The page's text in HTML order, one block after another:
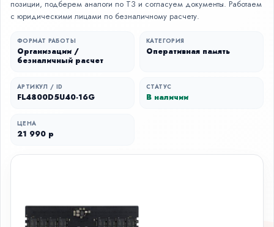
позиции, подберем аналоги по ТЗ и согласуем документы. Работаем
с юридическими лицами по безналичному расчету.
ФОРМАТ РАБОТЫ
Организации /
безналичный расчет
КАТЕГОРИЯ
Оперативная память
АРТИКУЛ / ID
FL4800D5U40-16G
СТАТУС
В наличии
ЦЕНА
21 990 р